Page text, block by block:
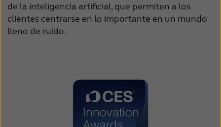
de la inteligencia artificial, que permiten a los
clientes centrarse en lo importante en un mundo
lleno de ruido.